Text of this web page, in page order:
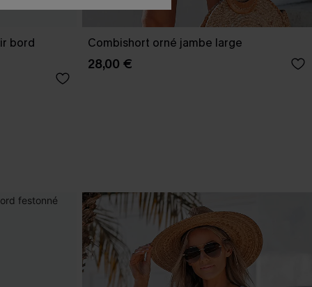
bord
Combishort orné jambe large
28,00 €